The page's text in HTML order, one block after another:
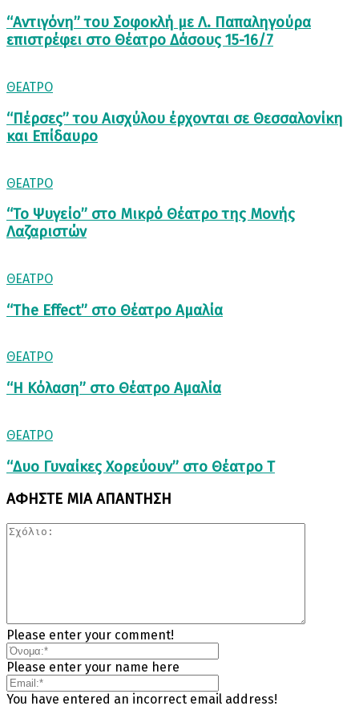
“Αντιγόνη” του Σοφοκλή με Λ. Παπαληγούρα
επιστρέφει στο Θέατρο Δάσους 15-16/7
ΘΕΑΤΡΟ
“Πέρσες” του Αισχύλου έρχονται σε Θεσσαλονίκη
και Επίδαυρο
ΘΕΑΤΡΟ
“Το Ψυγείο” στο Μικρό Θέατρο της Μονής
Λαζαριστών
ΘΕΑΤΡΟ
“The Effect” στο Θέατρο Αμαλία
ΘΕΑΤΡΟ
“Η Κόλαση” στο Θέατρο Αμαλία
ΘΕΑΤΡΟ
“Δυο Γυναίκες Χορεύουν” στο Θέατρο Τ
ΑΦΗΣΤΕ ΜΙΑ ΑΠΑΝΤΗΣΗ
Please enter your comment!
Please enter your name here
You have entered an incorrect email address!